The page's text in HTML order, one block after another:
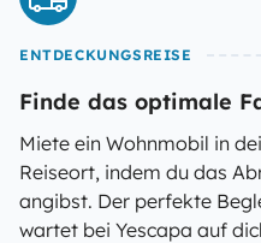
ENTDECKUNGSREISE
Finde das optimale
Miete ein Wohnmobil in
Reiseort, indem du das
angibst. Der perfekte
wartet bei Yescapa auf